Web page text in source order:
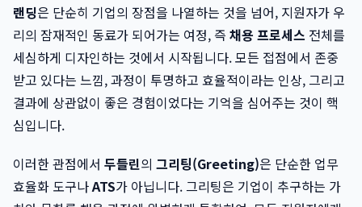
랜딩은 단순히 기업의 장점을 나열하는 것을 넘어, 지원자가 우
리의 잠재적인 동료가 되어가는 여정, 즉 채용 프로세스 전체를
세심하게 디자인하는 것에서 시작됩니다. 모든 접점에서 존중
받고 있다는 느낌, 과정이 투명하고 효율적이라는 인상, 그리고
결과에 상관없이 좋은 경험이었다는 기억을 심어주는 것이 핵
심입니다.
이러한 관점에서 두들린의 그리팅(Greeting)은 단순한 업무
효율화 도구나ATS가 아닙니다. 그리팅은 기업이 추구하는 가